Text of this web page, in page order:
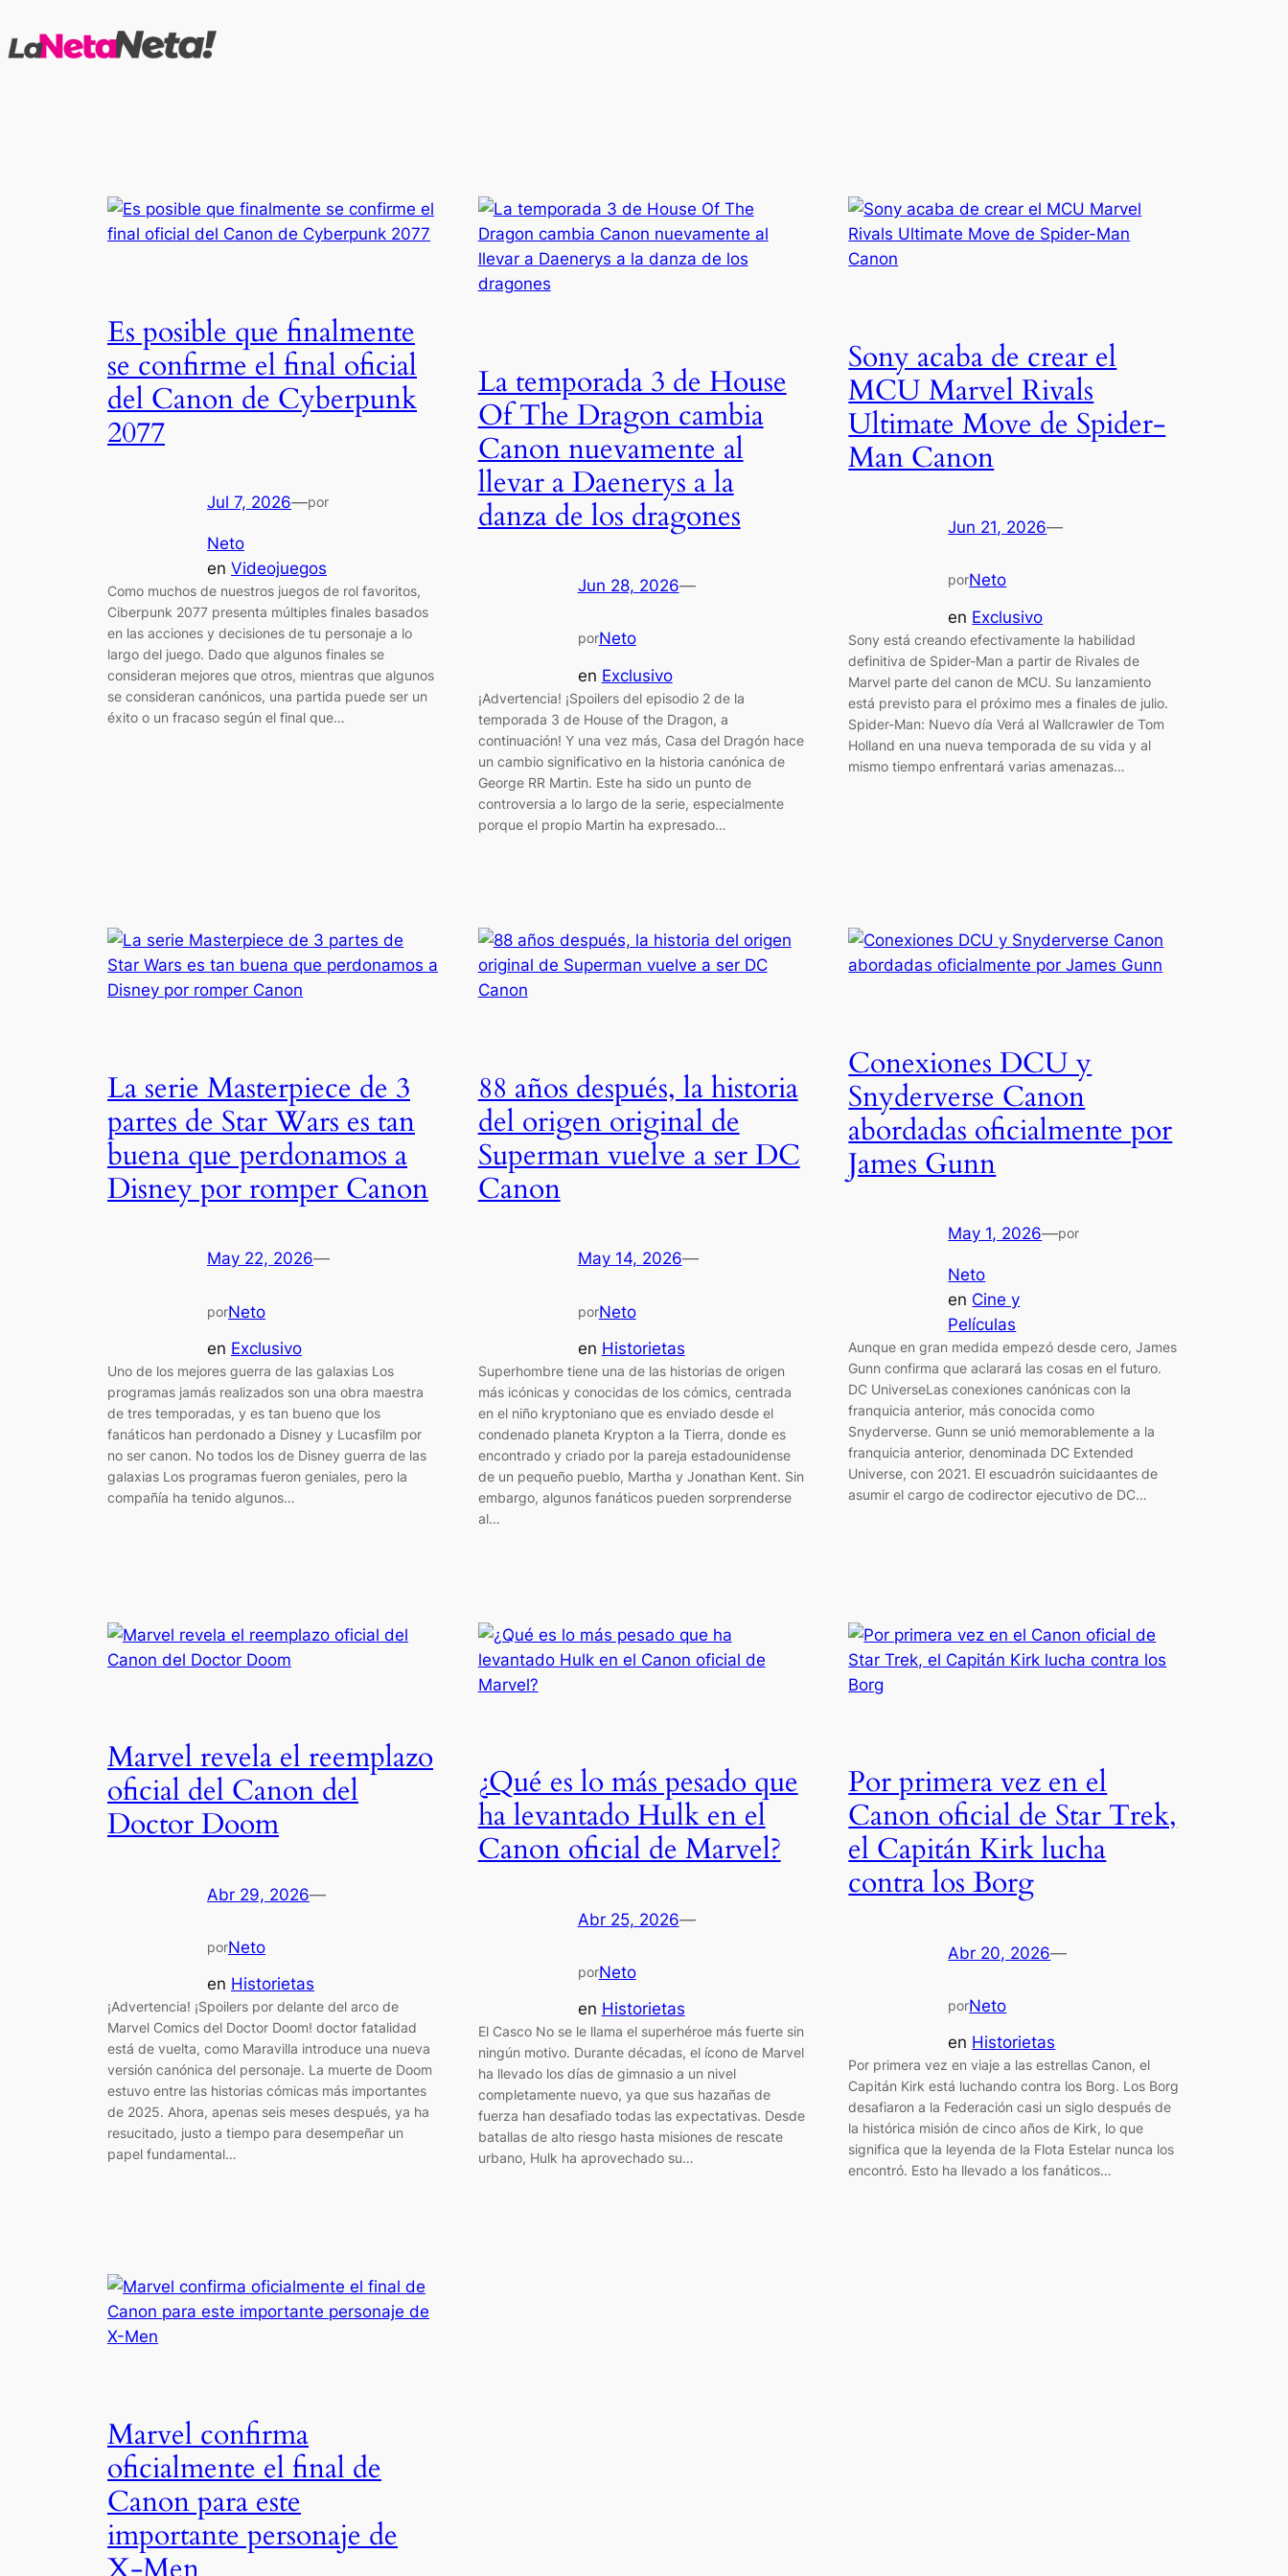
al
Es posible que finalmente
se confirme el final oficial
del Canon de Cyberpunk
2077
Jul 7, 2026—por
Neto
en Videojuegos
Como muchos de nuestros juegos de rol favoritos,
Ciberpunk 2077 presenta múltiples finales basados ​​
en las acciones y decisiones de tu personaje a lo
largo del juego. Dado que algunos finales se
consideran mejores que otros, mientras que algunos
se consideran canónicos, una partida puede ser un
éxito o un fracaso según el final que…
La temporada 3 de House
Of The Dragon cambia
Canon nuevamente al
llevar a Daenerys a la
danza de los dragones
Jun 28, 2026—
porNeto
en Exclusivo
¡Advertencia! ¡Spoilers del episodio 2 de la
temporada 3 de House of the Dragon, a
continuación! Y una vez más, Casa del Dragón hace
un cambio significativo en la historia canónica de
George RR Martin. Este ha sido un punto de
controversia a lo largo de la serie, especialmente
porque el propio Martin ha expresado…
Sony acaba de crear el
MCU Marvel Rivals
Ultimate Move de Spider-
Man Canon
Jun 21, 2026—
porNeto
en Exclusivo
Sony está creando efectivamente la habilidad
definitiva de Spider-Man a partir de Rivales de
Marvel parte del canon de MCU. Su lanzamiento
está previsto para el próximo mes a finales de julio.
Spider-Man: Nuevo día Verá al Wallcrawler de Tom
Holland en una nueva temporada de su vida y al
mismo tiempo enfrentará varias amenazas…
La serie Masterpiece de 3
partes de Star Wars es tan
buena que perdonamos a
Disney por romper Canon
May 22, 2026—
porNeto
en Exclusivo
Uno de los mejores guerra de las galaxias Los
programas jamás realizados son una obra maestra
de tres temporadas, y es tan bueno que los
fanáticos han perdonado a Disney y Lucasfilm por
no ser canon. No todos los de Disney guerra de las
galaxias Los programas fueron geniales, pero la
compañía ha tenido algunos…
88 años después, la historia
del origen original de
Superman vuelve a ser DC
Canon
May 14, 2026—
porNeto
en Historietas
Superhombre tiene una de las historias de origen
más icónicas y conocidas de los cómics, centrada
en el niño kryptoniano que es enviado desde el
condenado planeta Krypton a la Tierra, donde es
encontrado y criado por la pareja estadounidense
de un pequeño pueblo, Martha y Jonathan Kent. Sin
embargo, algunos fanáticos pueden sorprenderse
al…
Conexiones DCU y
Snyderverse Canon
abordadas oficialmente por
James Gunn
May 1, 2026—por
Neto
en Cine y
Películas
Aunque en gran medida empezó desde cero, James
Gunn confirma que aclarará las cosas en el futuro.
DC UniverseLas conexiones canónicas con la
franquicia anterior, más conocida como
Snyderverse. Gunn se unió memorablemente a la
franquicia anterior, denominada DC Extended
Universe, con 2021. El escuadrón suicidaantes de
asumir el cargo de codirector ejecutivo de DC…
Marvel revela el reemplazo
oficial del Canon del
Doctor Doom
Abr 29, 2026—
porNeto
en Historietas
¡Advertencia! ¡Spoilers por delante del arco de
Marvel Comics del Doctor Doom! doctor fatalidad
está de vuelta, como Maravilla introduce una nueva
versión canónica del personaje. La muerte de Doom
estuvo entre las historias cómicas más importantes
de 2025. Ahora, apenas seis meses después, ya ha
resucitado, justo a tiempo para desempeñar un
papel fundamental…
¿Qué es lo más pesado que
ha levantado Hulk en el
Canon oficial de Marvel?
Abr 25, 2026—
porNeto
en Historietas
El Casco No se le llama el superhéroe más fuerte sin
ningún motivo. Durante décadas, el ícono de Marvel
ha llevado los días de gimnasio a un nivel
completamente nuevo, ya que sus hazañas de
fuerza han desafiado todas las expectativas. Desde
batallas de alto riesgo hasta misiones de rescate
urbano, Hulk ha aprovechado su…
Por primera vez en el
Canon oficial de Star Trek,
el Capitán Kirk lucha
contra los Borg
Abr 20, 2026—
porNeto
en Historietas
Por primera vez en viaje a las estrellas Canon, el
Capitán Kirk está luchando contra los Borg. Los Borg
desafiaron a la Federación casi un siglo después de
la histórica misión de cinco años de Kirk, lo que
significa que la leyenda de la Flota Estelar nunca los
encontró. Esto ha llevado a los fanáticos…
Marvel confirma
oficialmente el final de
Canon para este
importante personaje de